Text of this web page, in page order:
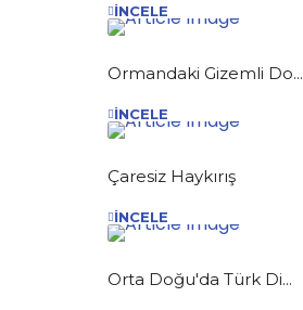
İNCELE
Ormandaki Gizemli Do...
İNCELE
Çaresiz Haykırış
İNCELE
Orta Doğu'da Türk Di...